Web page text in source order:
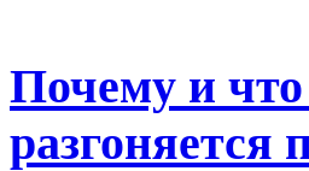
Почему и что
разгоняется